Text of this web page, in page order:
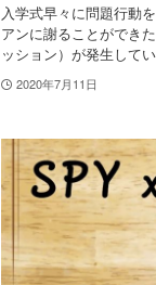
入学式早々に問題行動
アンに謝ることができ
ッション）が発生して
2020年7月11日